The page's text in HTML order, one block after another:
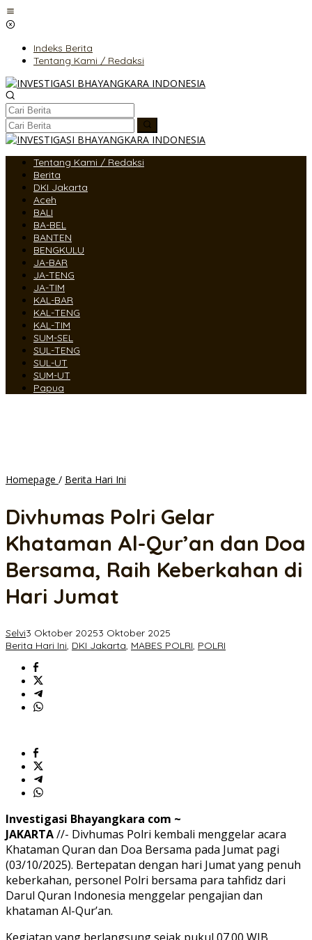
Lewati
ke
Indeks Berita
Tentang Kami / Redaksi
Tentang Kami / Redaksi
Berita
DKI Jakarta
Aceh
BALI
BA-BEL
BANTEN
BENGKULU
JA-BAR
JA-TENG
JA-TIM
KAL-BAR
KAL-TENG
KAL-TIM
SUM-SEL
SUL-TENG
SUL-UT
SUM-UT
Papua
Homepage / Berita Hari Ini
Khataman
Qur’an
Doa
Hari
Jumat
Divhumas Polri Gelar
Khataman Al-Qur’an dan Doa
Bersama, Raih Keberkahan di
Hari Jumat
Selvi3 Oktober 20253 Oktober 2025
Berita Hari Ini, DKI Jakarta, MABES POLRI, POLRI
Investigasi Bhayangkara com ~
JAKARTA//- Divhumas Polri kembali menggelar acara
Khataman Quran dan Doa Bersama pada Jumat pagi
(03/10/2025). Bertepatan dengan hari Jumat yang penuh
keberkahan, personel Polri bersama para tahfidz dari
Darul Quran Indonesia menggelar pengajian dan
khataman Al-Qur’an.